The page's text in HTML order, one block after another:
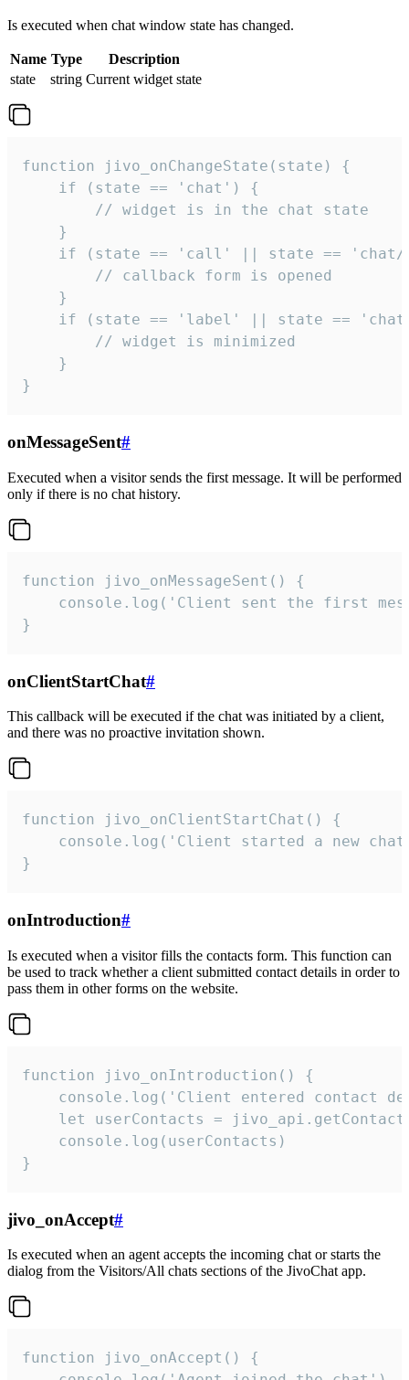
Is executed when chat window state has changed.
Name Type
Description
state
string Current widget state
function jivo_onChangeState(state) {
    if (state == 'chat') {
        // widget is in the chat state
    }
if (state == 'call' || state ==
        // callback form is opened
    }
if (state == 'label' || state ==
        // widget is minimized
    }
}
onMessageSent#
Executed when a visitor sends the first message. It will be performed
only if there is no chat history.
function jivo_onMessageSent() {
console.log('Client sent the first
}
onClientStartChat#
This callback will be executed if the chat was initiated by a client,
and there was no proactive invitation shown.
function jivo_onClientStartChat() {
console.log('Client started a new
}
onIntroduction#
Is executed when a visitor fills the contacts form. This function can
be used to track whether a client submitted contact details in order to
pass them in other forms on the website.
function jivo_onIntroduction() {
console.log('Client entered contact
let userContacts =
    console.log(userContacts)
}
jivo_onAccept#
Is executed when an agent accepts the incoming chat or starts the
dialog from the Visitors/All chats sections of the JivoChat app.
function jivo_onAccept() {